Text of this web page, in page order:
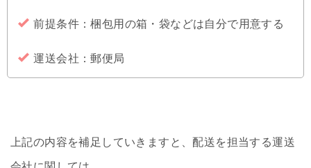
前提条件：梱包用の箱・袋などは自分で用意する
運送会社：郵便局
上記の内容を補足していきますと、配送を担当する運送